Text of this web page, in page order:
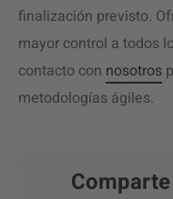
finalización previsto.
mayor control a todos
contacto con nosotros
metodologías ágiles.